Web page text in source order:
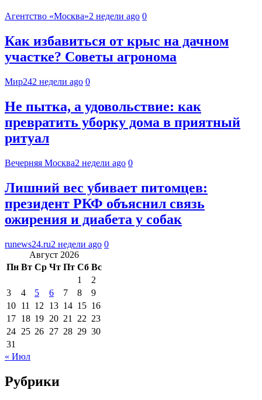
Агентство «Москва»2 недели ago 0
Как избавиться от крыс на дачном
участке? Советы агронома
Мир242 недели ago 0
Не пытка, а удовольствие: как
превратить уборку дома в приятный
ритуал
Вечерняя Москва2 недели ago 0
Лишний вес убивает питомцев:
президент РКФ объяснил связь
ожирения и диабета у собак
runews24.ru2 недели ago 0
Август 2026
Пн Вт Ср Чт Пт Сб Вс
1
2
3
4 5 6 7 8
9
10 11 12 13 14 15 16
17 18 19 20 21 22 23
24 25 26 27 28 29 30
31
« Июл
Рубрики